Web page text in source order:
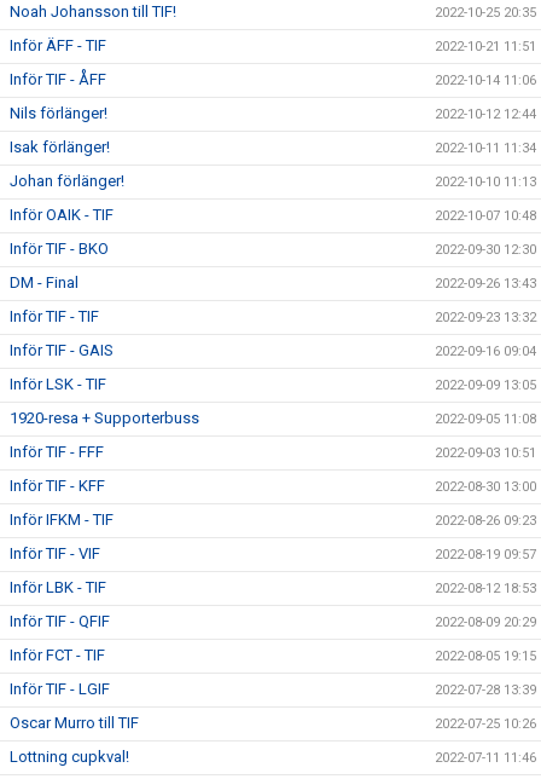
Noah Johansson till TIF! 2022-10-25 20:35
Inför ÄFF - TIF 2022-10-21 11:51
Inför TIF - ÅFF 2022-10-14 11:06
Nils förlänger! 2022-10-12 12:44
Isak förlänger! 2022-10-11 11:34
Johan förlänger! 2022-10-10 11:13
Inför OAIK - TIF 2022-10-07 10:48
Inför TIF - BKO 2022-09-30 12:30
DM - Final 2022-09-26 13:43
Inför TIF - TIF 2022-09-23 13:32
Inför TIF - GAIS 2022-09-16 09:04
Inför LSK - TIF 2022-09-09 13:05
1920-resa + Supporterbuss 2022-09-05 11:08
Inför TIF - FFF 2022-09-03 10:51
Inför TIF - KFF 2022-08-30 13:00
Inför IFKM - TIF 2022-08-26 09:23
Inför TIF - VIF 2022-08-19 09:57
Inför LBK - TIF 2022-08-12 18:53
Inför TIF - QFIF 2022-08-09 20:29
Inför FCT - TIF 2022-08-05 19:15
Inför TIF - LGIF 2022-07-28 13:39
Oscar Murro till TIF 2022-07-25 10:26
Lottning cupkval! 2022-07-11 11:46